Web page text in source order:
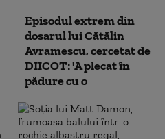
Episodul extrem din
dosarul lui Cătălin
Avramescu, cercetat de
DIICOT: 'A plecat în
pădure cu o